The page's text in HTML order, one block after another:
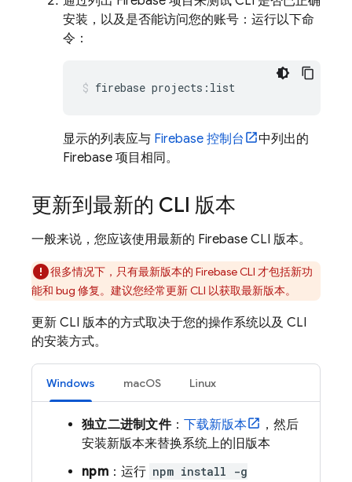
安装，以及是否能访问您的账号：运行以下命
令：
firebase projects:list
显示的列表应与 Firebase 控制台
中列出的
Firebase 项目相同。
更新到最新的 CLI 版本
一般来说，您应该使用最新的 Firebase CLI 版本。
很多情况下，只有最新版本的 FirebaseCLI 才包括新功
能和 bug 修复。建议您经常更新 CLI 以获取最新版本。
更新 CLI 版本的方式取决于您的操作系统以及 CLI
的安装方式。
Windows macOS Linux
独立二进制文件： 下载新版本
，然后
安装新版本来替换系统上的旧版本
npm：运行 npm install -g